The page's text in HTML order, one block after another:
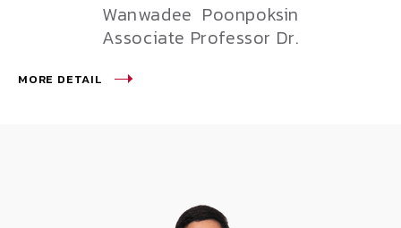
Wanwadee Poonpoksin
Associate Professor Dr.
MORE DETAIL